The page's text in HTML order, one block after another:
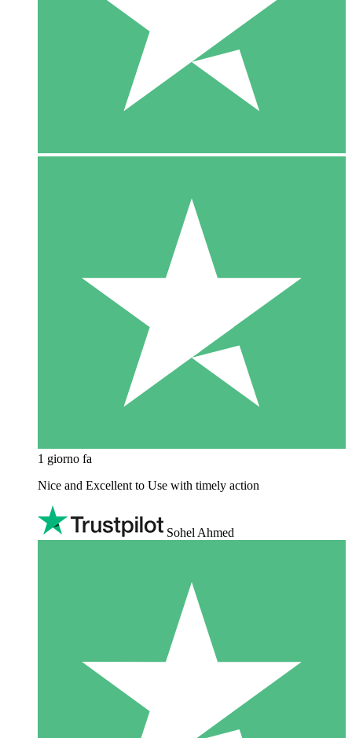
1 giorno fa
Nice and Excellent to Use with timely action
Sohel Ahmed